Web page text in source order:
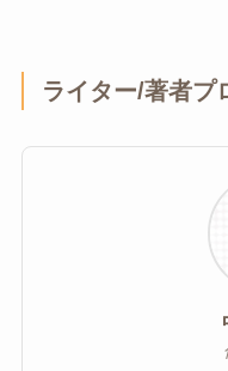
ライター/著者プ